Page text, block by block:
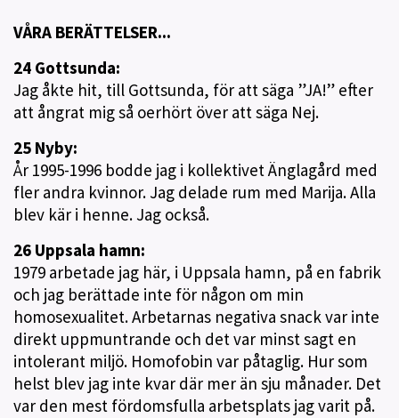
VÅRA BERÄTTELSER...
24 Gottsunda:
Jag åkte hit, till Gottsunda, för att säga ”JA!” efter
att ångrat mig så oerhört över att säga Nej.
25 Nyby:
År 1995-1996 bodde jag i kollektivet Änglagård med
fler andra kvinnor. Jag delade rum med Marija. Alla
blev kär i henne. Jag också.
26 Uppsala hamn:
1979 arbetade jag här, i Uppsala hamn, på en fabrik
och jag berättade inte för någon om min
homosexualitet. Arbetarnas negativa snack var inte
direkt uppmuntrande och det var minst sagt en
intolerant miljö. Homofobin var påtaglig. Hur som
helst blev jag inte kvar där mer än sju månader. Det
var den mest fördomsfulla arbetsplats jag varit på.